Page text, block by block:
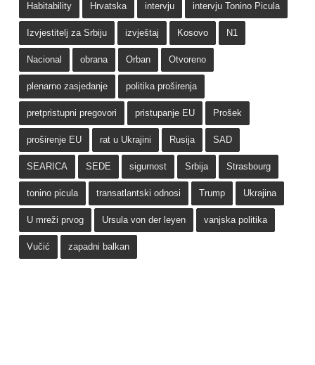
Habitability Hrvatska intervju intervju Tonino Picula
Izvjestitelj za Srbiju izvještaj Kosovo N1
Nacional obrana Orban Otvoreno
plenarno zasjedanje politika proširenja
pretpristupni pregovori pristupanje EU Prošek
proširenje EU rat u Ukrajini Rusija SAD
SEARICA SEDE sigurnost Srbija Strasbourg
tonino picula transatlantski odnosi Trump Ukrajina
U mreži prvog Ursula von der leyen vanjska politika
Vučić zapadni balkan